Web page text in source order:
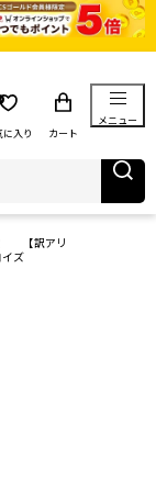
に入り カート
メニュー
【訳アリ
イズ